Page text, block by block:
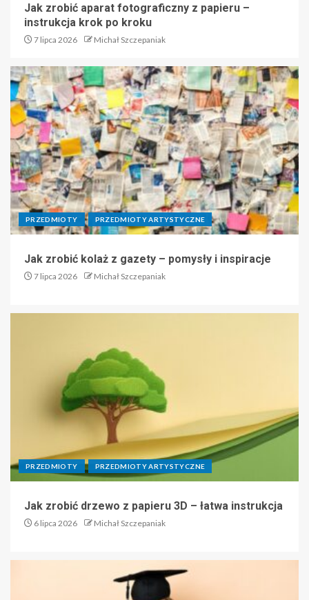
Jak zrobić aparat fotograficzny z papieru –
instrukcja krok po kroku
7 lipca 2026 Michał Szczepaniak
PRZEDMIOTY PRZEDMIOTY ARTYSTYCZNE
Jak zrobić kolaż z gazety – pomysły i inspiracje
7 lipca 2026 Michał Szczepaniak
PRZEDMIOTY PRZEDMIOTY ARTYSTYCZNE
Jak zrobić drzewo z papieru 3D – łatwa instrukcja
6 lipca 2026 Michał Szczepaniak